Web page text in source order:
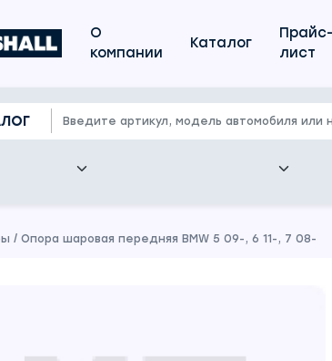
О
компании
Каталог
Прайс-
лист
/ Опора шаровая передняя BMW 5 09-, 6 11-, 7 08-